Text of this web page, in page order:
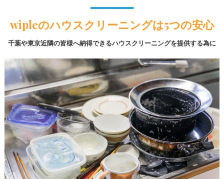
wipleのハウスクリーニングは5つの安心
千葉や東京近隣の皆様へ納得できるハウスクリーニングを提供する為に